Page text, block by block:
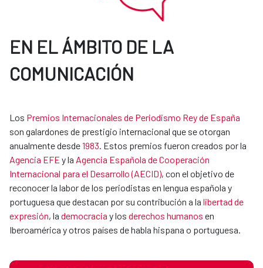
EN EL ÁMBITO DE LA
COMUNICACIÓN
Los Premios Internacionales de Periodismo Rey de España
son galardones de prestigio internacional que se otorgan
anualmente desde1983. Estos premios fueron creados por la
Agencia EFE y la Agencia Española de Cooperación
Internacional para el Desarrollo (AECID), con el objetivo de
reconocer la labor de los periodistas en lengua española y
portuguesa que destacan por su contribución a la libertad de
expresión, la democracia y los derechos humanos en
Iberoamérica y otros países de habla hispana o portuguesa.